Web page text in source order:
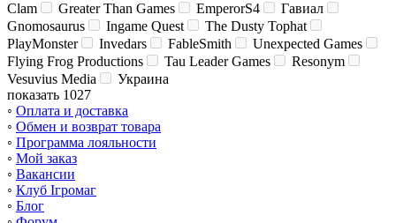
Clam
Greater Than Games EmperorS4
Гавиал
Gnomosaurus
Ingame Quest
The Dusty Tophat
PlayMonster
Invedars FableSmith
Unexpected Games
Flying Frog Productions
Tau Leader Games
Resonym
Vesuvius Media
Украина
показать 1027
◦ Оплата и доставка
◦ Обмен и возврат товара
◦ Программа лояльности
◦ Мой заказ
◦ Вакансии
◦ Клуб Ігромаг
◦ Блог